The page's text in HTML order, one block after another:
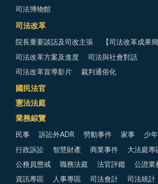
司法博物館
司法改革
院長重要談話及司改主張 【司法改革成果簡
司法改革方案及進度 司法與社會對話
司法改革宣導影片 裁判通俗化
國民法官
憲法法庭
業務綜覽
民事 訴訟外ADR 勞動事件 家事 少年
行政訴訟 智慧財產 商業事件 大法庭專
公務員懲戒 職務法庭 法官評鑑 公證業
資訊專區 人事專區 司法會計 司法統計